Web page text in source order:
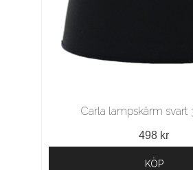
Carla lampskärm svart
498 kr
KÖP